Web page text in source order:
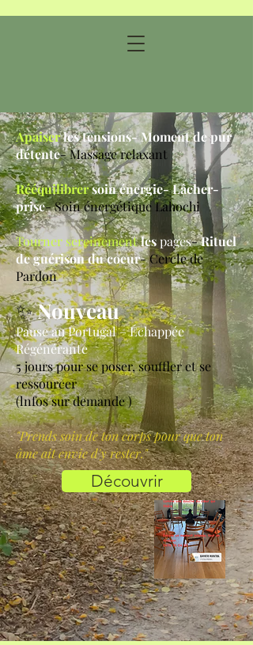
Apaiserles tensions- Moment de pur
détente- Massage relaxant
Rééquilibrersoin énergie- Lâcher-
prise- Soin énergétique Lahochi
Tourner sereinementlespages-Rituel
de guérison du coeur- Cercle de
Pardon
✨Nouveau
Pause au Portugal – Échappée
Régénérante
5 jours pour se poser, souffler et se
ressourcer
(lnfos sur demande )
"Prends soin de ton corps pour que ton
âme ait envie d'y rester."​
Découvrir